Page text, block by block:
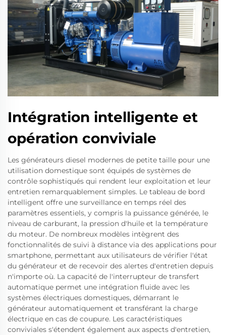
Intégration intelligente et
opération conviviale
Les générateurs diesel modernes de petite taille pour une
utilisation domestique sont équipés de systèmes de
contrôle sophistiqués qui rendent leur exploitation et leur
entretien remarquablement simples. Le tableau de bord
intelligent offre une surveillance en temps réel des
paramètres essentiels, y compris la puissance générée, le
niveau de carburant, la pression d'huile et la température
du moteur. De nombreux modèles intègrent des
fonctionnalités de suivi à distance via des applications pour
smartphone, permettant aux utilisateurs de vérifier l'état
du générateur et de recevoir des alertes d'entretien depuis
n'importe où. La capacité de l'interrupteur de transfert
automatique permet une intégration fluide avec les
systèmes électriques domestiques, démarrant le
générateur automatiquement et transférant la charge
électrique en cas de coupure. Les caractéristiques
conviviales s'étendent également aux aspects d'entretien,